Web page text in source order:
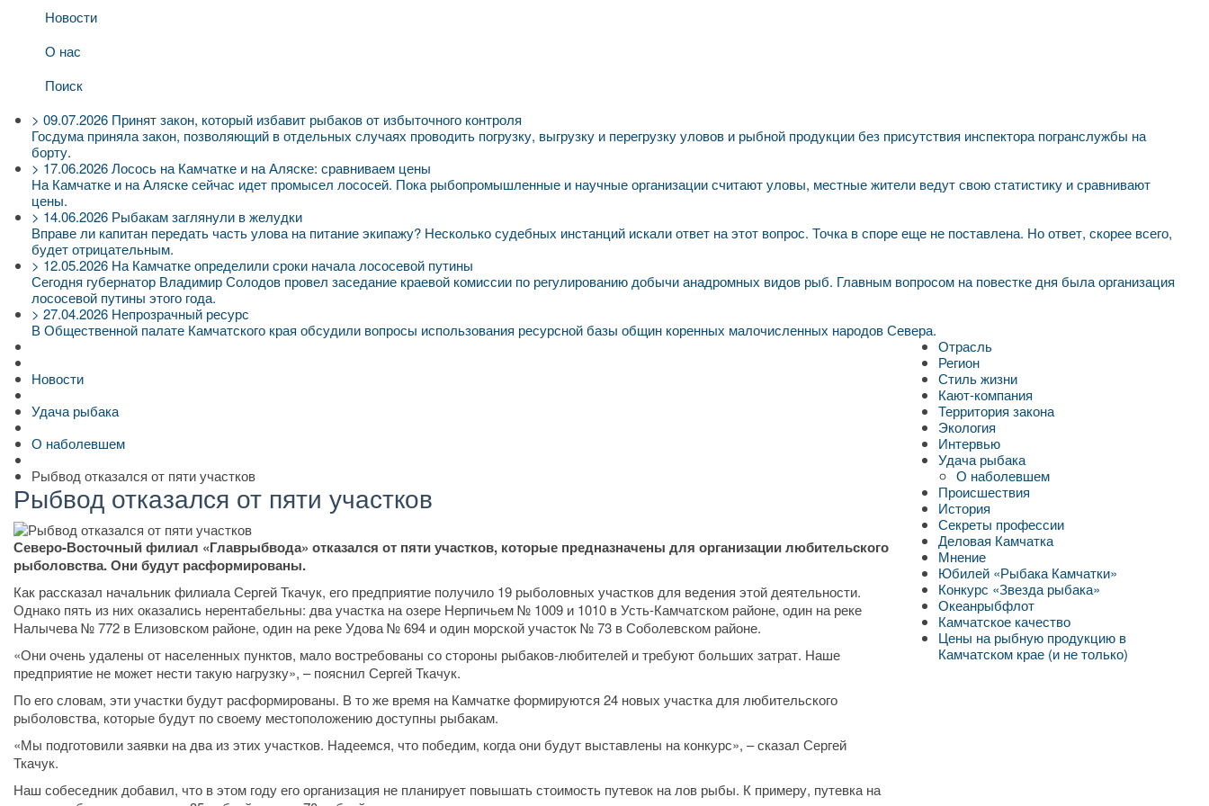
Новости
О нас
Поиск
> 09.07.2026 Принят закон, который избавит рыбаков от избыточного контроля
Госдума приняла закон, позволяющий в отдельных случаях проводить погрузку, выгрузку и перегрузку уловов и рыбной продукции без присутствия инспектора погранслужбы на
борту.
> 17.06.2026Лосось на Камчатке и на Аляске: сравниваем цены
На Камчатке и на Аляске сейчас идет промысел лососей. Пока рыбопромышленные и научные организации считают уловы, местные жители ведут свою статистику и сравнивают
цены.
> 14.06.2026 Рыбакам заглянули в желудки
Вправе ли капитан передать часть улова на питание экипажу? Несколько судебных инстанций искали ответ на этот вопрос. Точка в споре еще не поставлена. Но ответ, скорее всего,
будет отрицательным.
> 12.05.2026 На Камчатке определили сроки начала лососевой путины
Сегодня губернатор Владимир Солодов провел заседание краевой комиссии по регулированию добычи анадромных видов рыб. Главным вопросом на повестке дня была организация
лососевой путины этого года.
> 27.04.2026 Непрозрачный ресурс
В Общественной палате Камчатского края обсудили вопросы использования ресурсной базы общин коренных малочисленных народов Севера.
Новости
Удача рыбака
О наболевшем
Рыбвод отказался от пяти участков
Рыбвод отказался от пяти участков
Северо-Восточный филиал «Главрыбвода» отказался от пяти участков, которые предназначены для организации любительского
рыболовства. Они будут расформированы.
Как рассказал начальник филиала Сергей Ткачук, его предприятие получило 19 рыболовных участков для ведения этой деятельности.
Однако пять из них оказались нерентабельны: два участка на озере Нерпичьем № 1009 и 1010 в Усть-Камчатском районе, один на реке
Налычева № 772 в Елизовском районе, один на реке Удова № 694 и один морской участок № 73 в Соболевском районе.
«Они очень удалены от населенных пунктов, мало востребованы со стороны рыбаков-любителей и требуют больших затрат. Наше
предприятие не может нести такую нагрузку», – пояснил Сергей Ткачук.
По его словам, эти участки будут расформированы. В то же время на Камчатке формируются 24 новых участка для любительского
рыболовства, которые будут по своему местоположению доступны рыбакам.
«Мы подготовили заявки на два из этих участков. Надеемся, что победим, когда они будут выставлены на конкурс», – сказал Сергей
Ткачук.
Наш собеседник добавил, что в этом году его организация не планирует повышать стоимость путевок на лов рыбы. К примеру, путевка на
Отрасль
Регион
Стиль жизни
Кают-компания
Территория закона
Экология
Интервью
Удача рыбака
О наболевшем
Происшествия
История
Секреты профессии
Деловая Камчатка
Мнение
Юбилей «Рыбака Камчатки»
Конкурс «Звезда рыбака»
Океанрыбфлот
Камчатское качество
Цены на рыбную продукцию в
Камчатском крае (и не только)